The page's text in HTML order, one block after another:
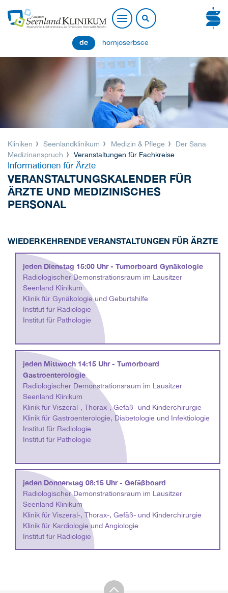
de hornjoserbsce
Kliniken Seenlandklinikum Medizin & Pflege
Der Sana
Medizinanspruch
Veranstaltungen für Fachkreise
Informationen für Ärzte
VERANSTALTUNGSKALENDER FÜR
ÄRZTE UND MEDIZINISCHES
PERSONAL
WIEDERKEHRENDE VERANSTALTUNGEN FÜR ÄRZTE
jeden Dienstag 15:00 Uhr - Tumorboard Gynäkologie
Radiologischer Demonstrationsraum im Lausitzer
Seenland Klinikum
Klinik für Gynäkologie und Geburtshilfe
Institut für Radiologie
Institut für Pathologie
jeden Mittwoch 14:15 Uhr - Tumorboard
Gastroenterologie
Radiologischer Demonstrationsraum im Lausitzer
Seenland Klinikum
Klinik für Viszeral-, Thorax-, Gefäß- und Kinderchirurgie
Klinik für Gastroenterologie, Diabetologie und Infektiologie
Institut für Radiologie
Institut für Pathologie
jeden Donnerstag 08:15 Uhr - Gefäßboard
Radiologischer Demonstrationsraum im Lausitzer
Seenland Klinikum
Klinik für Viszeral-, Thorax-, Gefäß- und Kinderchirurgie
Klinik für Kardiologie und Angiologie
Institut für Radiologie